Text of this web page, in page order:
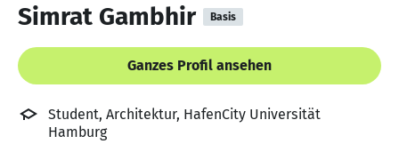
Simrat Gambhir Basis
Ganzes Profil ansehen
Student, Architektur, HafenCity Universität
Hamburg